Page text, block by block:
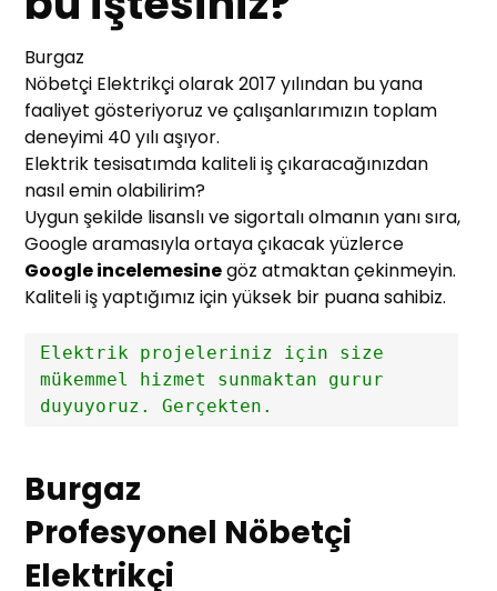
Burgaz
Nöbetçi Elektrikçi olarak 2017 yılından bu yana
faaliyet gösteriyoruz ve çalışanlarımızın toplam
deneyimi 40 yılı aşıyor.
Elektrik tesisatımda kaliteli iş çıkaracağınızdan
nasıl emin olabilirim?
Uygun şekilde lisanslı ve sigortalı olmanın yanı sıra,
Google aramasıyla ortaya çıkacak yüzlerce
Google incelemesinegöz atmaktan çekinmeyin.
Kaliteli iş yaptığımız için yüksek bir puana sahibiz.
Elektrik projeleriniz için size
mükemmel hizmet sunmaktan gurur
duyuyoruz. Gerçekten.
Burgaz
Profesyonel Nöbetçi
Elektrikçi